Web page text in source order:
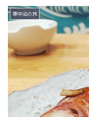
車中泊の旅